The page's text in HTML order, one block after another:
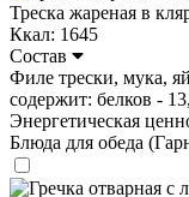
Треска жареная в
Ккал: 1645
Состав
Филе трески, мука,
содержит: белков -
Энергетическая
Блюда для обеда